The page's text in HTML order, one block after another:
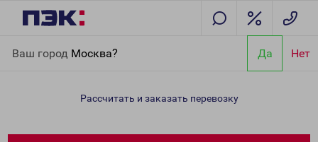
Ваш город Москва? Да Нет
в Солнечногорск
Рассчитать и заказать перевозку